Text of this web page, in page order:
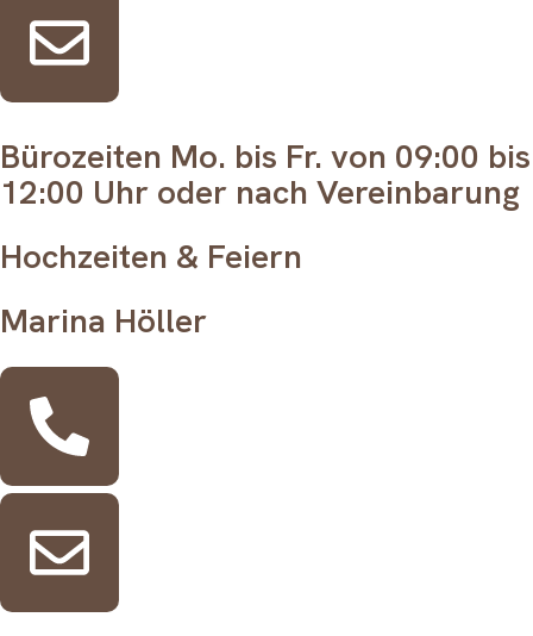
Bürozeiten Mo. bis Fr. von 09:00 bis
12:00 Uhr oder nach Vereinbarung
Hochzeiten & Feiern
Marina Höller